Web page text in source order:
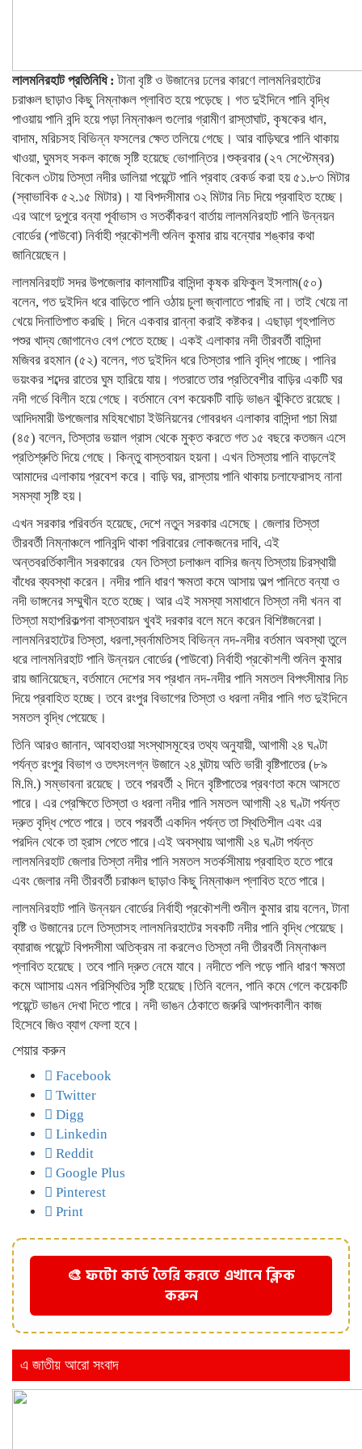
লালমনিরহাট প্রতিনিধি :টানা বৃষ্টি ও উজানের ঢলের কারণে লালমনিরহাটের
চরাঞ্চল ছাড়াও কিছু নিম্নাঞ্চল প্লাবিত হয়ে পড়েছে। গত দুইদিনে পানি বৃদ্ধি
পাওয়ায় পানি বন্দি হয়ে পড়া নিম্নাঞ্চল গুলোর গ্রামীণ রাস্তাঘাট, কৃষকের ধান,
বাদাম, মরিচসহ বিভিন্ন ফসলের ক্ষেত তলিয়ে গেছে। আর বাড়িঘরে পানি থাকায়
খাওয়া, ঘুমসহ সকল কাজে সৃষ্টি হয়েছে ভোগান্তির।শুক্রবার (২৭ সেপ্টেম্বর)
বিকেল ৩টায় তিস্তা নদীর ডালিয়া পয়েন্টে পানি প্রবাহ রেকর্ড করা হয় ৫১.৮৩ মিটার
(স্বাভাবিক ৫২.১৫ মিটার)। যা বিপদসীমার ৩২ মিটার নিচ দিয়ে প্রবাহিত হচ্ছে।
এর আগে দুপুরে বন্যা পূর্বাভাস ও সতর্কীকরণ বার্তায় লালমনিরহাট পানি উন্নয়ন
বোর্ডের (পাউবো) নির্বাহী প্রকৌশলী শুনিল কুমার রায় বন্যাের শঙ্কার কথা
জানিয়েছেন।
লালমনিরহাট সদর উপজেলার কালমাটির বাসিন্দা কৃষক রফিকুল ইসলাম(৫০)
বলেন, গত দুইদিন ধরে বাড়িতে পানি ওঠায় চুলা জ্বালাতে পারছি না। তাই খেয়ে না
খেয়ে দিনাতিপাত করছি। দিনে একবার রান্না করাই কষ্টকর। এছাড়া গৃহপালিত
পশুর খাদ্য জোগানেও বেগ পেতে হচ্ছে। একই এলাকার নদী তীরবর্তী বাসিন্দা
মজিবর রহমান (৫২) বলেন, গত দুইদিন ধরে তিস্তার পানি বৃদ্ধি পাচ্ছে। পানির
ভয়ংকর শব্দের রাতের ঘুম হারিয়ে যায়। গতরাতে তার প্রতিবেশীর বাড়ির একটি ঘর
নদী গর্ভে বিলীন হয়ে গেছে। বর্তমানে বেশ কয়েকটি বাড়ি ভাঙন ঝুঁকিতে রয়েছে।
আদিদমারী উপজেলার মহিষখোচা ইউনিয়নের গোবরধন এলাকার বাসিন্দা পচা মিয়া
(৪৫) বলেন, তিস্তার ভয়াল গ্রাস থেকে মুক্ত করতে গত ১৫ বছরে কতজন এসে
প্রতিশ্রুতি দিয়ে গেছে। কিন্তু বাস্তবায়ন হয়না। এখন তিস্তায় পানি বাড়লেই
আমাদের এলাকায় প্রবেশ করে। বাড়ি ঘর, রাস্তায় পানি থাকায় চলাফেরাসহ নানা
সমস্যা সৃষ্টি হয়।
এখন সরকার পরিবর্তন হয়েছে, দেশে নতুন সরকার এসেছে। জেলার তিস্তা
তীরবর্তী নিম্নাঞ্চলে পানিবন্দি থাকা পরিবারের লোকজনের দাবি, এই
অন্তবরর্তিকালীন সরকারের যেন তিস্তা চলাঞ্চল বাসির জন্য তিস্তায় চিরস্থায়ী
বাঁধের ব্যবস্থা করেন। নদীর পানি ধারণ ক্ষমতা কমে আসায় অল্প পানিতে বন্যা ও
নদী ভাঙ্গনের সম্মুখীন হতে হচ্ছে। আর এই সমস্যা সমাধানে তিস্তা নদী খনন বা
তিস্তা মহাপরিকল্পনা বাস্তবায়ন খুবই দরকার বলে মনে করেন বিশিষ্টজনেরা।
লালমনিরহাটের তিস্তা, ধরলা,স্বর্নামতিসহ বিভিন্ন নদ-নদীর বর্তমান অবস্থা তুলে
ধরে লালমনিরহাট পানি উন্নয়ন বোর্ডের (পাউবো) নির্বাহী প্রকৌশলী শুনিল কুমার
রায় জানিয়েছেন, বর্তমানে দেশের সব প্রধান নদ-নদীর পানি সমতল বিপৎসীমার নিচ
দিয়ে প্রবাহিত হচ্ছে। তবে রংপুর বিভাগের তিস্তা ও ধরলা নদীর পানি গত দুইদিনে
সমতল বৃদ্ধি পেয়েছে।
তিনি আরও জানান, আবহাওয়া সংস্থাসমূহের তথ্য অনুযায়ী, আগামী ২৪ ঘণ্টা
পর্যন্ত রংপুর বিভাগ ও তৎসংলগ্ন উজানে ২৪ ঘন্টায় অতি ভারী বৃষ্টিপাতের (৮৯
মি.মি.) সম্ভাবনা রয়েছে। তবে পরবর্তী ২ দিনে বৃষ্টিপাতের প্রবণতা কমে আসতে
পারে। এর প্রেক্ষিতে তিস্তা ও ধরলা নদীর পানি সমতল আগামী ২৪ ঘণ্টা পর্যন্ত
দ্রুত বৃদ্ধি পেতে পারে। তবে পরবর্তী একদিন পর্যন্ত তা স্থিতিশীল এবং এর
পরদিন থেকে তা হ্রাস পেতে পারে।এই অবস্থায় আগামী ২৪ ঘণ্টা পর্যন্ত
লালমনিরহাট জেলার তিস্তা নদীর পানি সমতল সতর্কসীমায় প্রবাহিত হতে পারে
এবং জেলার নদী তীরবর্তী চরাঞ্চল ছাড়াও কিছু নিম্নাঞ্চল প্লাবিত হতে পারে।
লালমনিরহাট পানি উন্নয়ন বোর্ডের নির্বাহী প্রকৌশলী শুনীল কুমার রায় বলেন, টানা
বৃষ্টি ও উজানের ঢলে তিস্তাসহ লালমনিরহাটের সবকটি নদীর পানি বৃদ্ধি পেয়েছে।
ব্যারাজ পয়েন্টে বিপদসীমা অতিক্রম না করলেও তিস্তা নদী তীরবর্তী নিম্নাঞ্চল
প্লাবিত হয়েছে। তবে পানি দ্রুত নেমে যাবে। নদীতে পলি পড়ে পানি ধারণ ক্ষমতা
কমে আাসায় এমন পরিস্থিতির সৃষ্টি হয়েছে।তিনি বলেন, পানি কমে গেলে কয়েকটি
পয়েন্টে ভাঙন দেখা দিতে পারে। নদী ভাঙন ঠেকাতে জরুরি আপদকালীন কাজ
হিসেবে জিও ব্যাগ ফেলা হবে।
শেয়ার করুন
Facebook
Twitter
Digg
Linkedin
Reddit
Google Plus
Pinterest
Print
🎨 ফটো কার্ড তৈরি করতে এখানে ক্লিক
করুন
এ জাতীয় আরো সংবাদ